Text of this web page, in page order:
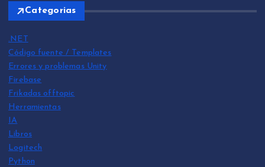
Categorias
.NET
Código fuente / Templates
Errores y problemas Unity
Firebase
Frikadas offtopic
Herramientas
IA
Libros
Logitech
Python